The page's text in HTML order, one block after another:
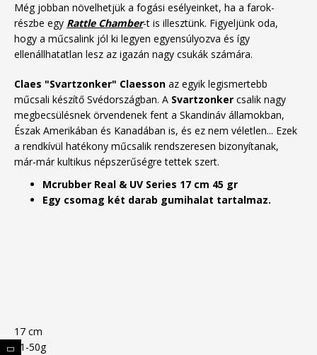
Még jobban növelhetjük a fogási esélyeinket, ha a farok-
részbe egy Rattle Chamber-t is illesztünk. Figyeljünk oda,
hogy a műcsalink jól ki legyen egyensúlyozva és így
ellenállhatatlan lesz az igazán nagy csukák számára.
Claes "Svartzonker" Claesson az egyik legismertebb
műcsali készítő Svédországban. A Svartzonker csalik nagy
megbecsülésnek örvendenek fent a Skandináv államokban,
Észak Amerikában és Kanadában is, és ez nem véletlen... Ezek
a rendkívül hatékony műcsalik rendszeresen bizonyítanak,
már-már kultikus népszerűségre tettek szert.
Mcrubber Real & UV Series 17 cm 45 gr
Egy csomag két darab gumihalat tartalmaz.
17 cm
31-50g